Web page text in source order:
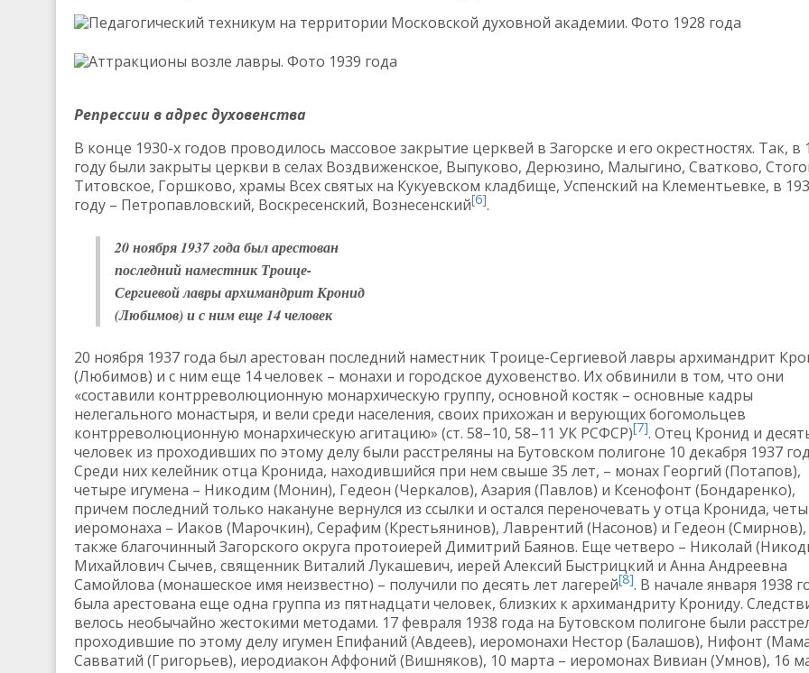
Педагогический техникум на территории Московской духовной академии. Фото 1928 года
Аттракционы возле лавры. Фото 1939 года
Репрессии в адрес духовенства
В конце 1930-х годов проводилось массовое закрытие церквей в Загорске и его окрестностях. Так, в
году были закрыты церкви в селах Воздвиженское, Выпуково, Дерюзино, Малыгино, Сватково,
Титовское, Горшково, храмы Всех святых на Кукуевском кладбище, Успенский на Клементьевке, в
году – Петропавловский, Воскресенский, Вознесенский[6].
20 ноября 1937 года был арестован
последний наместник Троице-
Сергиевой лавры архимандрит Кронид
(Любимов) и с ним еще 14 человек
20 ноября 1937 года был арестован последний наместник Троице-Сергиевой лавры архимандрит
(Любимов) и с ним еще 14 человек – монахи и городское духовенство. Их обвинили в том, что они
«составили контрреволюционную монархическую группу, основной костяк – основные кадры
нелегального монастыря, и вели среди населения, своих прихожан и верующих богомольцев
контрреволюционную монархическую агитацию» (ст. 58–10, 58–11 УК РСФСР)[7]. Отец Кронид и
человек из проходивших по этому делу были расстреляны на Бутовском полигоне 10 декабря 1937
Среди них келейник отца Кронида, находившийся при нем свыше 35 лет, – монах Георгий (Потапов),
четыре игумена – Никодим (Монин), Гедеон (Черкалов), Азария (Павлов) и Ксенофонт (Бондаренко),
причем последний только накануне вернулся из ссылки и остался переночевать у отца Кронида,
иеромонаха – Иаков (Марочкин), Серафим (Крестьянинов), Лаврентий (Насонов) и Гедеон (Смирнов),
также благочинный Загорского округа протоиерей Димитрий Баянов. Еще четверо – Николай
Михайлович Сычев, священник Виталий Лукашевич, иерей Алексий Быстрицкий и Анна Андреевна
Самойлова (монашеское имя неизвестно) – получили по десять лет лагерей[8]. В начале января 1938
была арестована еще одна группа из пятнадцати человек, близких к архимандриту Крониду.
велось необычайно жестокими методами. 17 февраля 1938 года на Бутовском полигоне были
проходившие по этому делу игумен Епифаний (Авдеев), иеромонахи Нестор (Балашов), Нифонт
Савватий (Григорьев), иеродиакон Аффоний (Вишняков), 10 марта – иеромонах Вивиан (Умнов), 16